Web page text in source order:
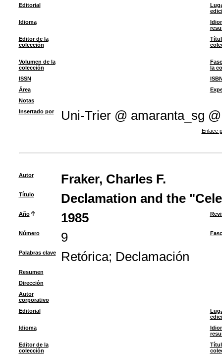
Editorial
Idioma
Editor de la
colección
Volumen de la
colección
la
ISSN
Área
Notas
Insertado por
Uni-Trier @ amaranta_sg @
Enlace
Autor Fraker, Charles F.
Título Declamation and the
Año 1985
Número 9
Palabras clave Retórica; Declamación
Resumen
Dirección
Autor
corporativo
Editorial
Idioma
Editor de la
colección